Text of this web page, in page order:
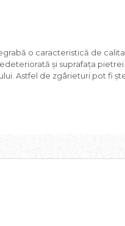
o caracteristică de
și suprafața
Astfel de zgârieturi pot fi